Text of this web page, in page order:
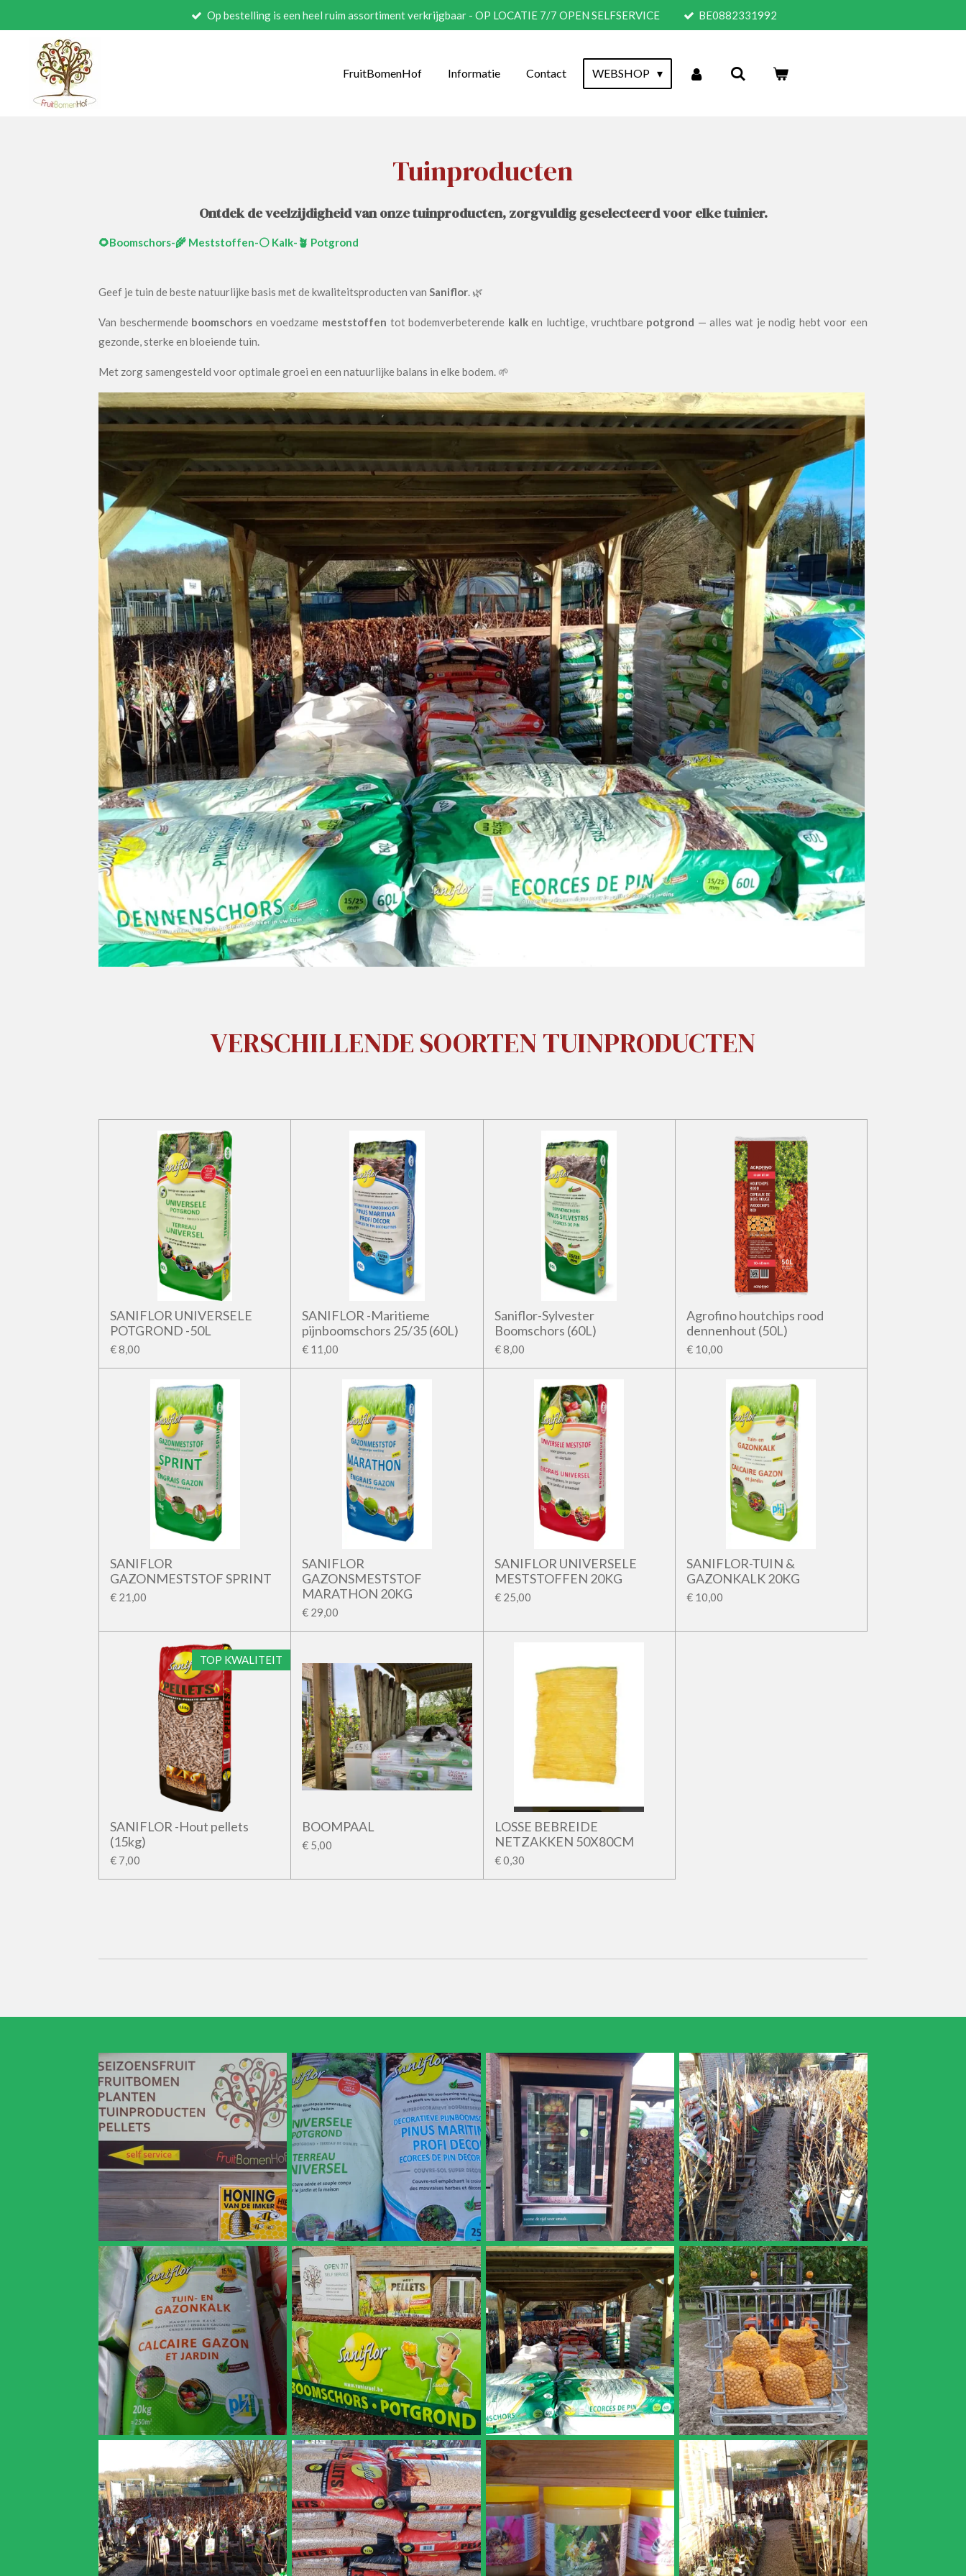
hoofdinhoud
Op bestelling is een heel ruim assortiment verkrijgbaar - OP LOCATIE 7/7 OPEN SELFSERVICE BE0882331992
FruitBomenHof Informatie Contact WEBSHOP
Tuinproducten
Ontdek de veelzijdigheid van onze tuinproducten, zorgvuldig geselecteerd voor elke tuinier.
🌻Boomschors-🌾 Meststoffen-⚪ Kalk-🪴 Potgrond
Geef je tuin de beste natuurlijke basis met de kwaliteitsproducten van Saniflor. 🌿
Van beschermende boomschors en voedzame meststoffen tot bodemverbeterende kalken luchtige, vruchtbare potgrond — alles wat je nodig hebt voor een
gezonde, sterke en bloeiende tuin.
Met zorg samengesteld voor optimale groei en een natuurlijke balans in elke bodem. 🌱
VERSCHILLENDE SOORTEN TUINPRODUCTEN
SANIFLOR UNIVERSELE
POTGROND -50L
€ 8,00
SANIFLOR -Maritieme
pijnboomschors 25/35 (60L)
€ 11,00
Saniflor-Sylvester
Boomschors (60L)
€ 8,00
Agrofino houtchips rood
dennenhout (50L)
€ 10,00
SANIFLOR
GAZONMESTSTOF SPRINT
€ 21,00
SANIFLOR
GAZONSMESTSTOF
MARATHON 20KG
€ 29,00
SANIFLOR UNIVERSELE
MESTSTOFFEN 20KG
€ 25,00
SANIFLOR-TUIN &
GAZONKALK 20KG
€ 10,00
TOP KWALITEIT
SANIFLOR -Hout pellets
(15kg)
€ 7,00
BOOMPAAL
€ 5,00
LOSSE BEBREIDE
NETZAKKEN 50X80CM
€ 0,30